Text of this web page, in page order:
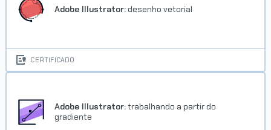
Adobe Illustrator: desenho vetorial
CERTIFICADO
Adobe Illustrator:trabalhando a partir do
gradiente